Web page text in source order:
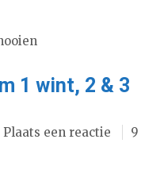
1 wint, 2 & 3
Plaats een reactie
9